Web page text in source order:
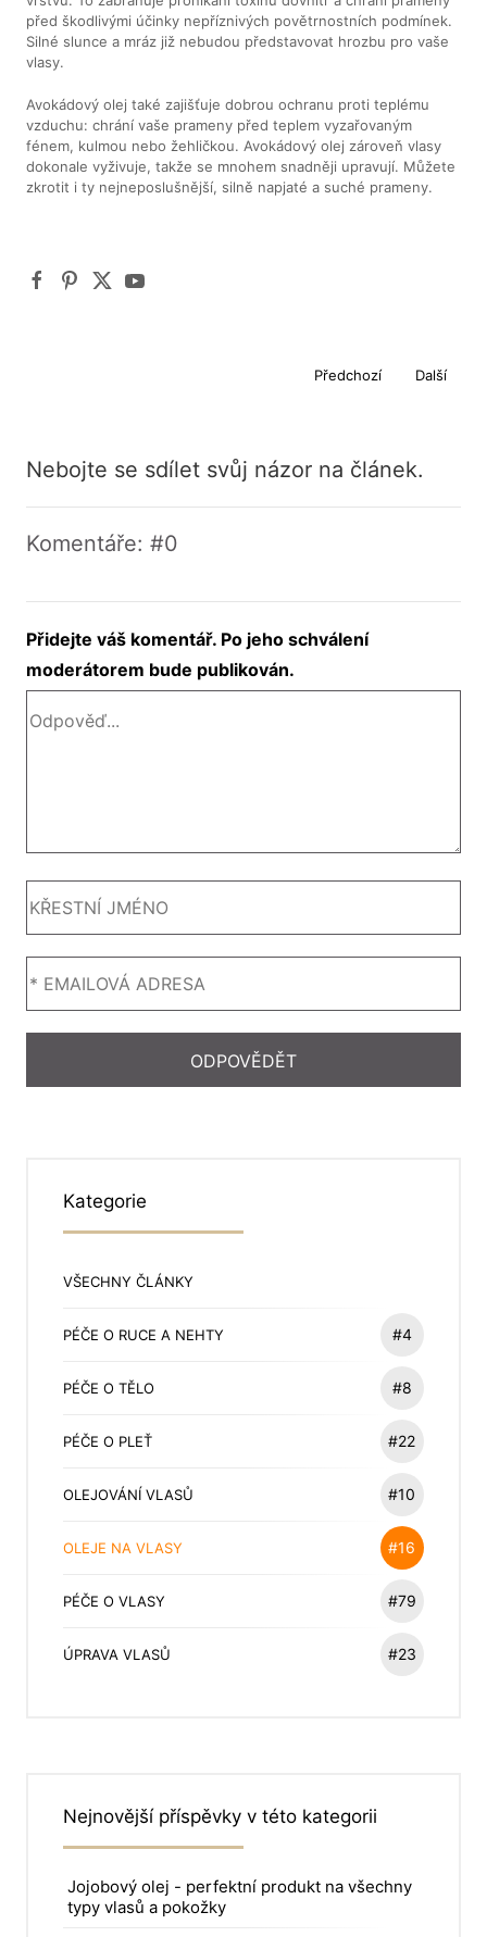
před škodlivými účinky nepříznivých povětrnostních podmínek.
Silné slunce a mráz již nebudou představovat hrozbu pro vaše
vlasy.
Avokádový olej také zajišťuje dobrou ochranu proti teplému
vzduchu: chrání vaše prameny před teplem vyzařovaným
fénem, kulmou nebo žehličkou. Avokádový olej zároveň vlasy
dokonale vyživuje, takže se mnohem snadněji upravují. Můžete
zkrotit i ty nejneposlušnější, silně napjaté a suché prameny.
Předchozí Další
Nebojte se sdílet svůj názor na článek.
Komentáře: #0
Přidejte váš komentář. Po jeho schválení
moderátorem bude publikován.
Kategorie
VŠECHNY ČLÁNKY
PÉČE O RUCE A NEHTY #4
PÉČE O TĚLO #8
PÉČE O PLEŤ #22
OLEJOVÁNÍ VLASŮ #10
OLEJE NA VLASY #16
PÉČE O VLASY #79
ÚPRAVA VLASŮ #23
Nejnovější příspěvky v této kategorii
Jojobový olej - perfektní produkt na všechny
typy vlasů a pokožky